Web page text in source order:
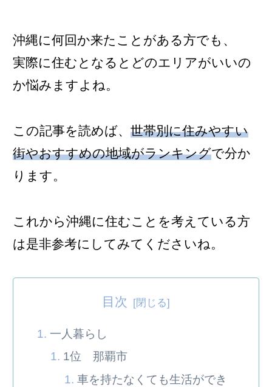
沖縄に何回か来たことがある方でも、
実際に住むとなるとどのエリアがいいの
か悩みますよね。
この記事を読めば、 世帯別に住みやすい
街やおすすめの地域がランキングで分か
ります。
これから沖縄に住むことを考えている方
は是非参考にしてみてくださいね。
目次
一人暮らし
1位 那覇市
車を持たなくても生活ができ